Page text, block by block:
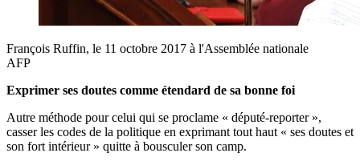
François Ruffin, le 11 octobre 2017 à l'Assemblée nationale
AFP
Exprimer ses doutes comme étendard de sa bonne foi
Autre méthode pour celui qui se proclame « député-reporter »,
casser les codes de la politique en exprimant tout haut « ses doutes et
son fort intérieur » quitte à bousculer son camp.